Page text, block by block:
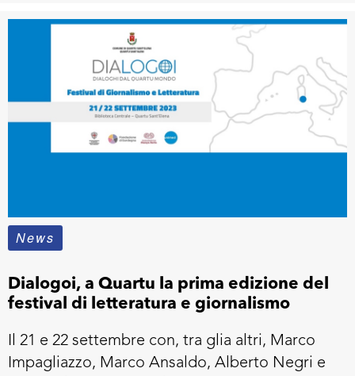
News
Dialogoi, a Quartu la prima edizione del
festival di letteratura e giornalismo
Il 21 e 22 settembre con, tra glia altri, Marco
Impagliazzo, Marco Ansaldo, Alberto Negri e